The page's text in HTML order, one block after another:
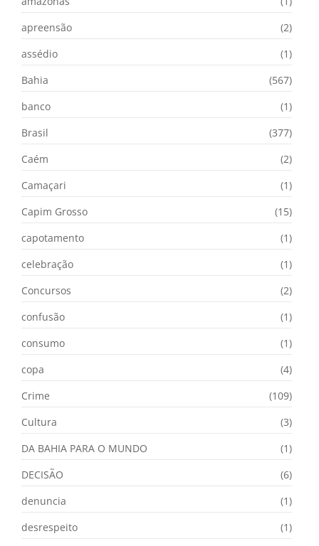
apreensão
(2)
assédio
(1)
Bahia
(567)
banco
(1)
Brasil
(377)
Caém
(2)
Camaçari
(1)
Capim Grosso
(15)
capotamento
(1)
celebração
(1)
Concursos
(2)
confusão
(1)
consumo
(1)
copa
(4)
Crime
(109)
Cultura
(3)
DA BAHIA PARA O MUNDO
(1)
DECISÃO
(6)
denuncia
(1)
desrespeito
(1)